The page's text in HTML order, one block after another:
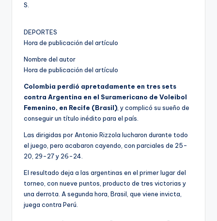
S.
DEPORTES
Hora de publicación del artículo
Nombre del autor
Hora de publicación del artículo
Colombia perdió apretadamente en tres sets
contra Argentina en el Suramericano de Voleibol
Femenino, en Recife (Brasil) , y complicó su sueño de
conseguir un título inédito para el país.
Las dirigidas por Antonio Rizzola lucharon durante todo
el juego, pero acabaron cayendo, con parciales de 25-
20, 29-27 y 26-24.
El resultado deja a las argentinas en el primer lugar del
torneo, con nueve puntos, producto de tres victorias y
una derrota. A segunda hora, Brasil, que viene invicta,
juega contra Perú.